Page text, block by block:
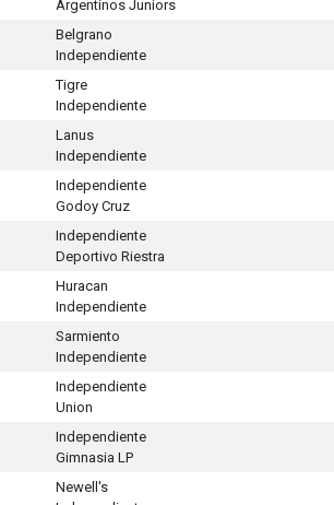
Argentinos Juniors
Belgrano
Independiente
Tigre
Independiente
Lanus
Independiente
Independiente
Godoy Cruz
Independiente
Deportivo Riestra
Huracan
Independiente
Sarmiento
Independiente
Independiente
Union
Independiente
Gimnasia LP
Newell's